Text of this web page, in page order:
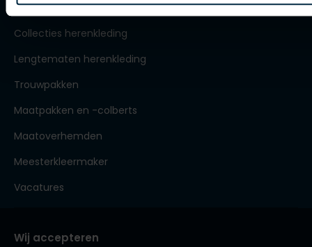
Over Spierings
Collecties herenkleding
Lengtematen herenkleding
Trouwpakken
Maatpakken en -colberts
Maatoverhemden
Meesterkleermaker
Vacatures
Wij accepteren